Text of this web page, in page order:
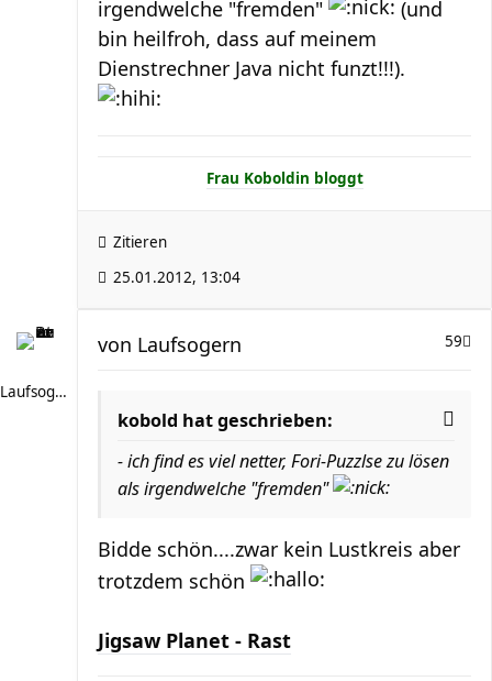
irgendwelche "fremden"
(und
bin heilfroh, dass auf meinem
Dienstrechner Java nicht funzt!!!).
Frau Koboldin bloggt
Zitieren
25.01.2012, 13:04
Laufsogern
59
von Laufsogern
kobold hat geschrieben:
- ich find es viel netter, Fori-Puzzlse zu lösen
als irgendwelche "fremden"
Bidde schön....zwar kein Lustkreis aber
trotzdem schön
Jigsaw Planet - Rast